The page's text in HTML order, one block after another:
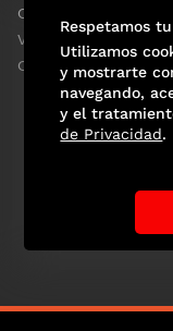
Clase
ViveUSA
Confabulario
Historia de los
Las
Respetamos
Utilizamos
y mostrarte
navegando,
y el
de Privacidad.